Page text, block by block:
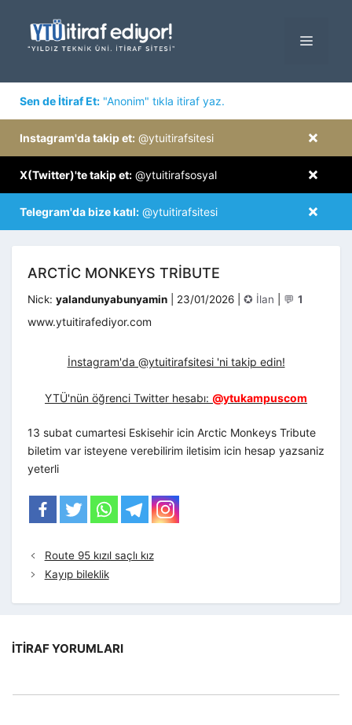
MENÜ
Sen de İtiraf Et: "Anonim" tıkla itiraf yaz.
×
Instagram'da takip et: @ytuitirafsitesi
×
X(Twitter)'te takip et: @ytuitirafsosyal
×
Telegram'da bize katıl: @ytuitirafsitesi
ARCTIC MONKEYS TRIBUTE
Nick: yalandunyabunyamin 23/01/2026 Kategoriler
✪ İlan 💬 1
www.ytuitirafediyor.com
İnstagram'da @ytuitirafsitesi 'ni takip edin!
YTÜ'nün öğrenci Twitter hesabı: @ytukampuscom
13 subat cumartesi Eskisehir icin Arctic Monkeys Tribute
biletim var isteyene verebilirim iletisim icin hesap yazsaniz
yeterli
Route 95 kızıl saçlı kız
Kayıp bileklik
İTIRAF YORUMLARI